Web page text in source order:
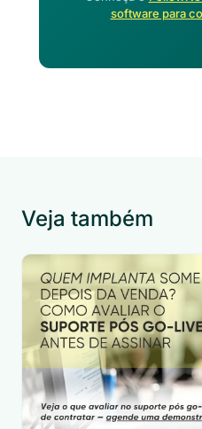
software para
Veja também